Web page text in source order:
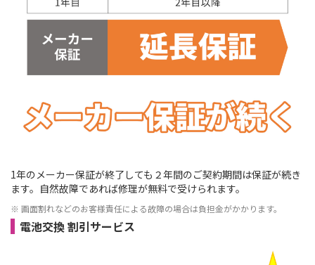
1年のメーカー保証が終了しても２年間のご契約期間は保証が続き
ます。自然故障であれば修理が無料で受けられます。
※ 画面割れなどのお客様責任による故障の場合は負担金がかかります。
電池交換 割引サービス